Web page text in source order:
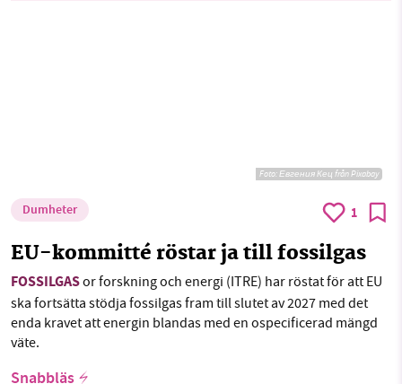
Foto:Евгения Кец från Pixabay
Dumheter 1
EU-kommitté röstar ja till fossilgas
FOSSILGASor forskning och energi (ITRE) har röstat för att EU
ska fortsätta stödja fossilgas fram till slutet av 2027 med det
enda kravet att energin blandas med en ospecificerad mängd
väte.